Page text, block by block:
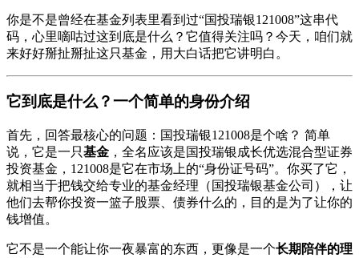
你是不是曾经在基金列表里看到过“国投瑞银121008”这串代
码，心里嘀咕过这到底是什么？它值得关注吗？今天，咱们就
来好好掰扯掰扯这只基金，用大白话把它讲明白。
它到底是什么？一个简单的身份介绍
首先，回答最核心的问题：国投瑞银121008是个啥？ 简单
说，它是一只基金 ，全名应该是国投瑞银成长优选混合型证券
投资基金，121008是它在市场上的“身份证号码”。你买了它，
就相当于把钱交给专业的基金经理（国投瑞银基金公司），让
他们去帮你投资一篮子股票、债券什么的，目的是为了让你的
钱增值。
它不是一个能让你一夜暴富的东西，更像是一个长期陪伴的理